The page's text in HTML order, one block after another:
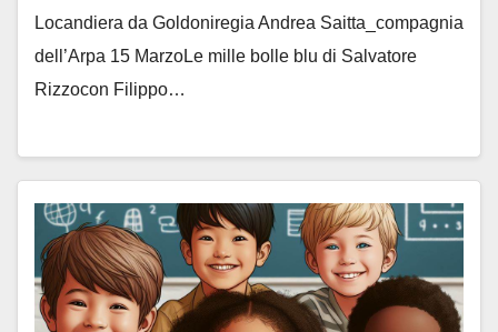
Locandiera da Goldoniregia Andrea Saitta_compagnia
dell’Arpa 15 MarzoLe mille bolle blu di Salvatore
Rizzocon Filippo…